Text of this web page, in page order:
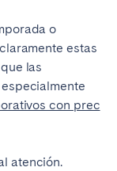
o
estas
las
con prec
atención.